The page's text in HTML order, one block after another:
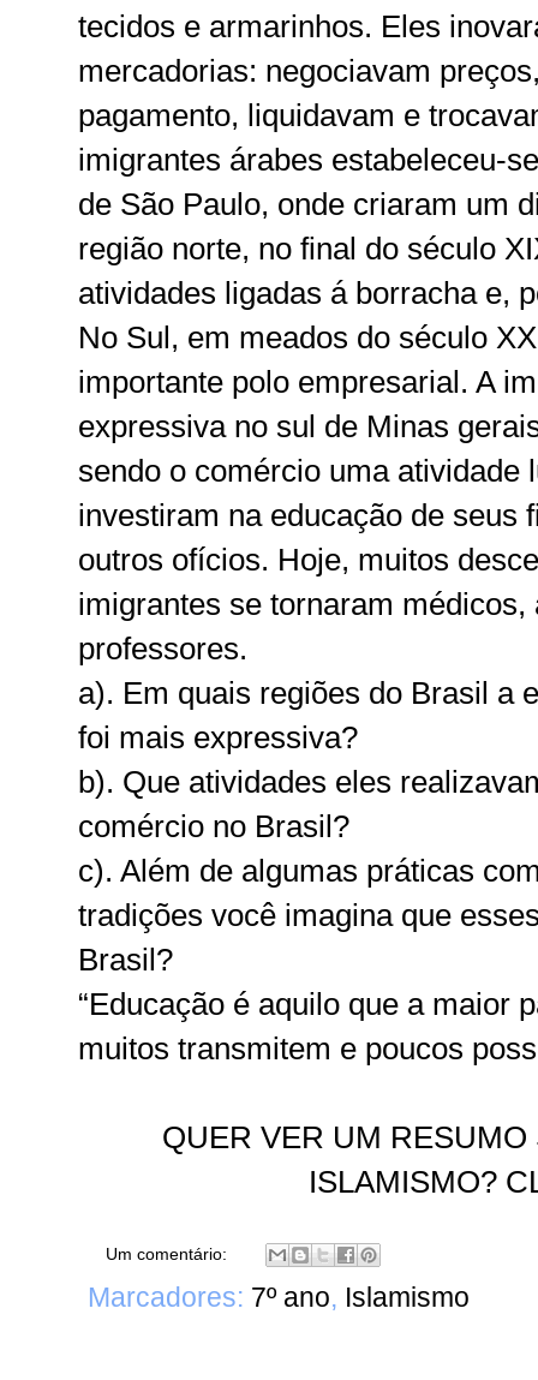
tecidos e armarinhos. Eles
mercadorias: negociavam
pagamento, liquidavam e
imigrantes árabes estabeleceu-
de São Paulo, onde criaram um
região norte, no final do século
atividades ligadas á borracha e,
No Sul, em meados do século
importante polo empresarial. A
expressiva no sul de Minas
sendo o comércio uma atividade
investiram na educação de seus
outros ofícios. Hoje, muitos
imigrantes se tornaram
professores.
a). Em quais regiões do Brasil a
foi mais expressiva?
b). Que atividades eles
comércio no Brasil?
c). Além de algumas práticas
tradições você imagina que
Brasil?
“Educação é aquilo que a maior
muitos transmitem e poucos
QUER VER UM
ISLAMISMO?
Um comentário:
Marcadores: 7º ano, Islamismo